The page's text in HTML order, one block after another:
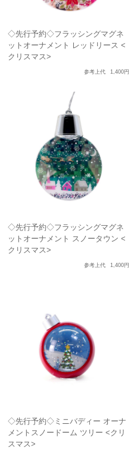
◇先行予約◇フラッシングマグネ
ットオーナメント レッドリース <
クリスマス>
参考上代 1,400円
◇先行予約◇フラッシングマグネ
ットオーナメント スノータウン <
クリスマス>
参考上代 1,400円
◇先行予約◇ミニバディー オーナ
メントスノードーム ツリー <クリ
スマス>